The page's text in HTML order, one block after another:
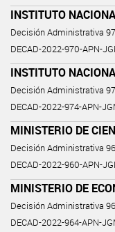
INSTITUTO
Decisión Administrativa
DECAD-2022-970-APN-
INSTITUTO
Decisión Administrativa
DECAD-2022-974-APN-
MINISTERIO DE
Decisión Administrativa
DECAD-2022-960-APN-
MINISTERIO DE
Decisión Administrativa
DECAD-2022-964-APN-